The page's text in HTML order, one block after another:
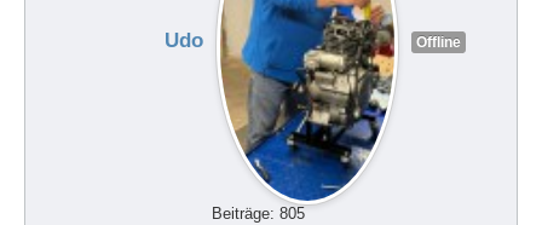
Udo Offline
Beiträge: 805